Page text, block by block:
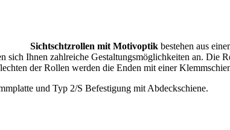
Sichtschtzrollen mit Motivoptik bestehen aus
sich Ihnen zahlreiche Gestaltungsmöglichkeiten an. Die
der Rollen werden die Enden mit einer
und Typ 2/S Befestigung mit Abdeckschiene.